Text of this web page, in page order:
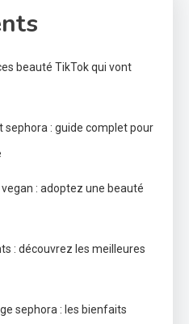
beauté TikTok qui vont
sephora : guide complet pour
: adoptez une beauté
: découvrez les meilleures
sephora : les bienfaits